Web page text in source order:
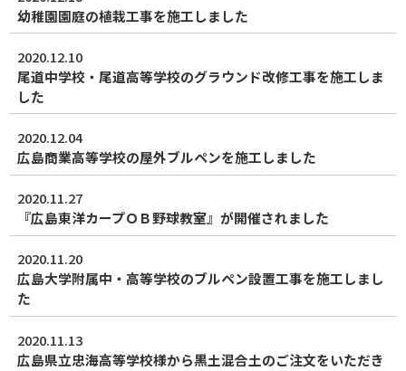
幼稚園園庭の植栽工事を施工しました
2020.12.10
尾道中学校・尾道高等学校のグラウンド改修工事を施工しま
した
2020.12.04
広島商業高等学校の屋外ブルペンを施工しました
2020.11.27
『広島東洋カープＯＢ野球教室』が開催されました
2020.11.20
広島大学附属中・高等学校のブルペン設置工事を施工しまし
た
2020.11.13
広島県立忠海高等学校様から黒土混合土のご注文をいただき